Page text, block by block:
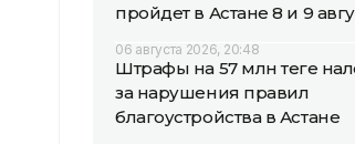
пройдет в Астане 8 и 9
06 августа 2026, 20:48
Штрафы на 57 млн теңге
за нарушения правил
благоустройства в Астане